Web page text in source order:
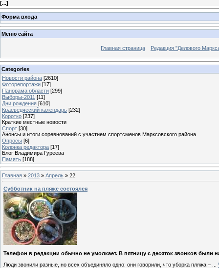
[...]
Форма входа
Меню сайта
Главная страница Редакция "Делового
Categories
Новости района [2610]
Фоторепортажи [17]
Панорама области [299]
Выборы-2011 [11]
Дни рождения [610]
Краеведческий календарь [232]
Коротко [237]
Краткие местные новости
Спорт [30]
Анонсы и итоги соревнований с участием спортсменов Марксовского района
Опросы [6]
Колонка редактора [17]
Блог Владимира Гуреева
Память [188]
Главная » 2013 » Апрель » 22
Субботник на пляже состоялся
Телефон в редакции обычно не умолкает. В пятницу с десяток звонков были
Люди звонили разные, но всех объединяло одно: они говорили, что уборка пляжа –